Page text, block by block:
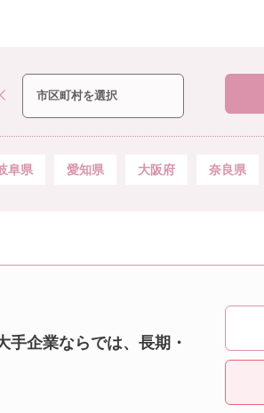
阜県 愛知県 大阪府 奈良県
企業ならでは、長期・